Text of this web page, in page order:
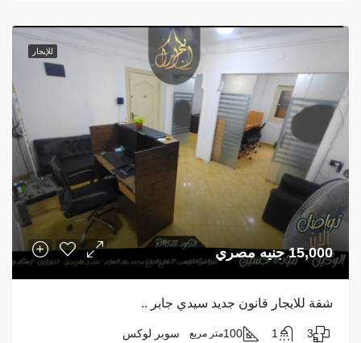
للإيجار
15,000 جنيه مصري
شقة للايجار قانون جديد سيدي جابر ..
3
1
100متر مربع سوبر لوكس